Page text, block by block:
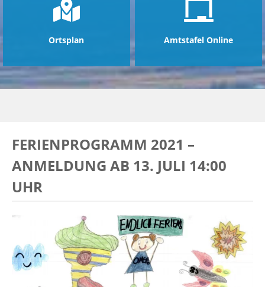
Ortsplan Amtstafel Online
FERIENPROGRAMM 2021 –
ANMELDUNG AB 13. JULI 14:00
UHR